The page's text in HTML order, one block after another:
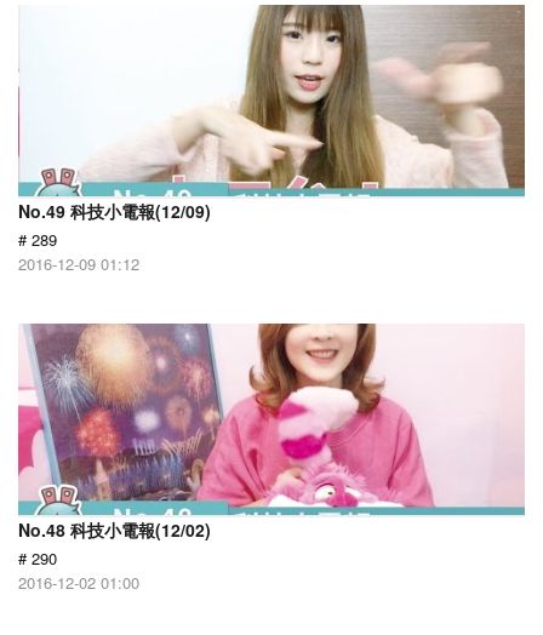
No.49 科技小電報(12/09)
# 289
2016-12-09 01:12
No.48 科技小電報(12/02)
# 290
2016-12-02 01:00